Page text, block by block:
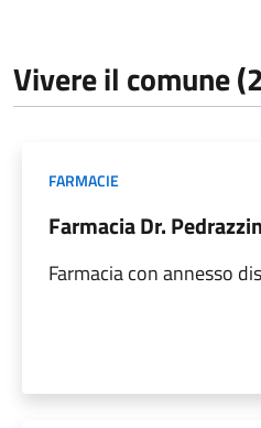
Vivere il comune
FARMACIE
Farmacia Dr.
Farmacia con annesso